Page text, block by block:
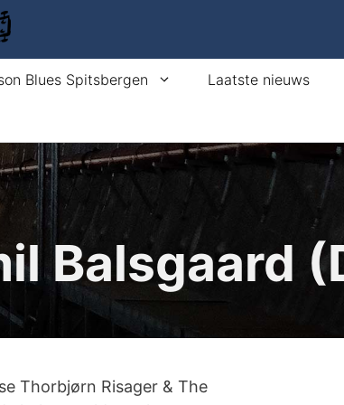
Blues Spitsbergen Laatste nieuws
Balsgaard
Thorbjørn Risager & The